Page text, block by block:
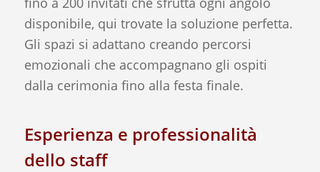
disponibile, qui trovate la soluzione perfetta.
Gli spazi si adattano creando percorsi
emozionali che accompagnano gli ospiti
dalla cerimonia fino alla festa finale.
Esperienza e professionalità
dello staff